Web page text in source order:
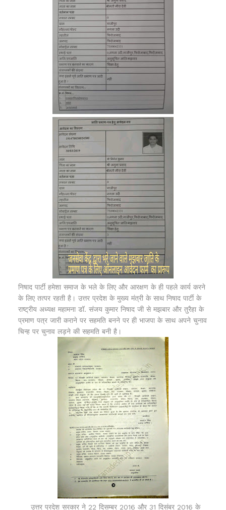
निषाद पार्टी हमेशा समाज के भले के लिए और आरक्षण के ही पहले कार्य करने
के लिए तत्पर रहती है। उत्तर प्रदेश के मुख्य मंत्री के साथ निषाद पार्टी के
राष्ट्रीय अध्यक्ष महामना डॉ. संजय कुमार निषाद जी से मझबार और तुरैहा के
प्रमाण पत्र जारी कराने पर सहमति बनने पर ही भाजपा के साथ अपने चुनाव
चिन्ह पर चुनाव लड़ने की सहमति बनी है।
उत्तर प्रदेश सरकार ने 22 दिसम्बर 2016 और 31 दिसंबर 2016 के